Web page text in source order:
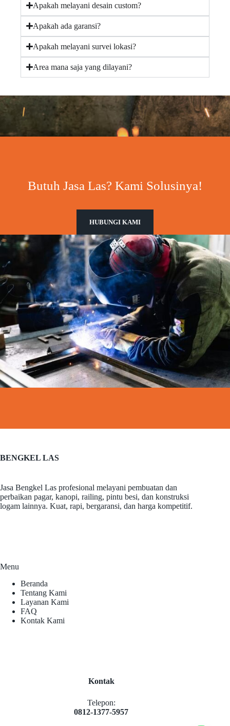
Apakah melayani desain custom?
Apakah ada garansi?
Apakah melayani survei lokasi?
Area mana saja yang dilayani?
Butuh Jasa Las? Kami Solusinya!
HUBUNGI KAMI
BENGKEL LAS
Jasa Bengkel Las profesional melayani pembuatan dan
perbaikan pagar, kanopi, railing, pintu besi, dan konstruksi
logam lainnya. Kuat, rapi, bergaransi, dan harga kompetitif.
Menu
Beranda
Tentang Kami
Layanan Kami
FAQ
Kontak Kami
Kontak
Telepon:
0812-1377-5957